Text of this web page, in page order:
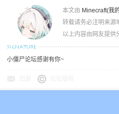
本文由 Minecraft(我
转载请务必注明来源
以上内容由网友提供
小僵尸论坛感谢有你~